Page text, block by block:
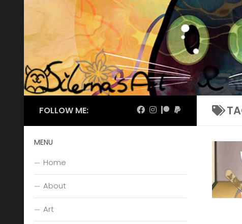
Skip to content
FOLLOW ME:
MENU
Home
About
Art